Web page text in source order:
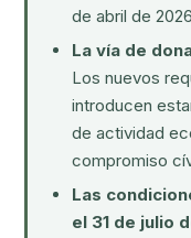
de abril de
La vía de
Los nuevos
introducen
de actividad
compromiso
Las
el 31 de julio